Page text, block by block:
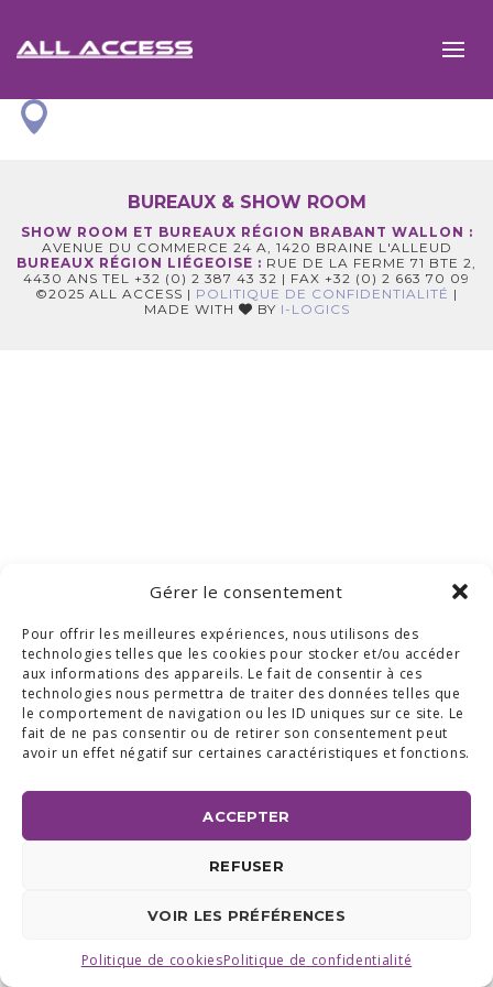
Gérer le consentement
Pour offrir les meilleures expériences, nous utilisons des
technologies telles que les cookies pour stocker et/ou accéder
aux informations des appareils. Le fait de consentir à ces
technologies nous permettra de traiter des données telles que
le comportement de navigation ou les ID uniques sur ce site. Le
fait de ne pas consentir ou de retirer son consentement peut
avoir un effet négatif sur certaines caractéristiques et fonctions.
ACCEPTER
REFUSER
VOIR LES PRÉFÉRENCES
Politique de cookiesPolitique de confidentialité
BUREAUX & SHOW ROOM
SHOW ROOM ET BUREAUX RÉGION BRABANT WALLON :
AVENUE DU COMMERCE 24 A, 1420 BRAINE L'ALLEUD
BUREAUX RÉGION LIÉGEOISE : RUE DE LA FERME 71 BTE 2,
4430 ANS TEL +32 (0) 2 387 43 32 | FAX +32 (0) 2 663 70 09
©2025 ALL ACCESS | POLITIQUE DE CONFIDENTIALITÉ |
MADE WITH
BY I-LOGICS